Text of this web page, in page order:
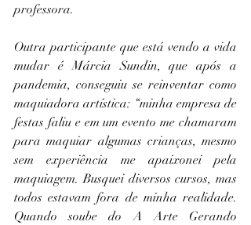
professora.
Outra participante que está vendo a vida
mudar é Márcia Sundin, que após a
pandemia, conseguiu se reinventar como
maquiadora artística: “minha empresa de
festas faliu e em um evento me chamaram
para maquiar algumas crianças, mesmo
sem experiência me apaixonei pela
maquiagem. Busquei diversos cursos, mas
todos estavam fora de minha realidade.
Quando soube do A Arte Gerando